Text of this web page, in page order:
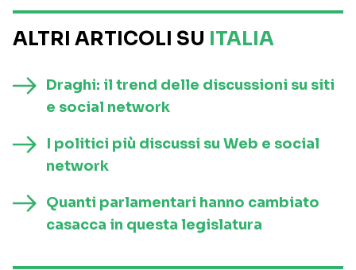
ALTRI ARTICOLI SU ITALIA
Draghi: il trend delle discussioni su siti
e social network
I politici più discussi su Web e social
network
Quanti parlamentari hanno cambiato
casacca in questa legislatura